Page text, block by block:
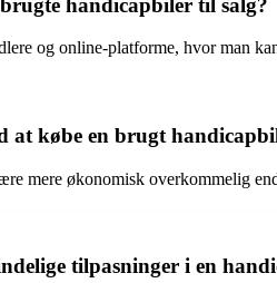
og online-platforme, hvor man
at købe en brugt
mere økonomisk overkommelig
tilpasninger i en